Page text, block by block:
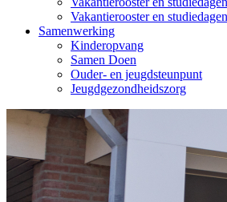
Vakantierooster en
Samenwerking
Kinderopvang
Samen Doen
Ouder- en jeugdsteunpunt
Jeugdgezondheidszorg